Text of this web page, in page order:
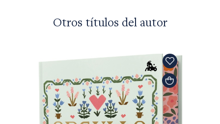
Otros títulos del autor